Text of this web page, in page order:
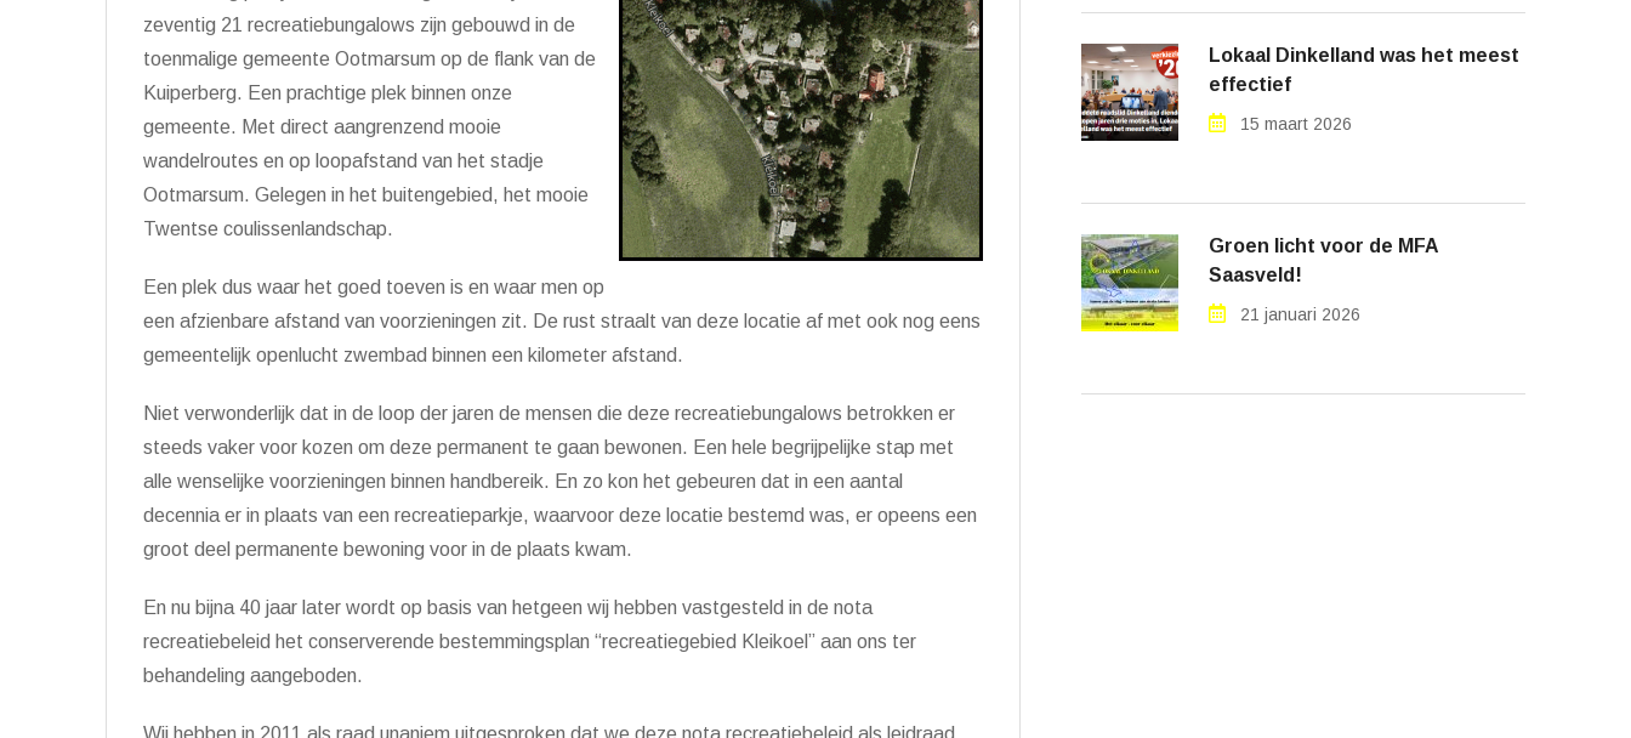
zeventig 21 recreatiebungalows zijn gebouwd in de
toenmalige gemeente Ootmarsum op de flank van de
Kuiperberg. Een prachtige plek binnen onze
gemeente. Met direct aangrenzend mooie
wandelroutes en op loopafstand van het stadje
Ootmarsum. Gelegen in het buitengebied, het mooie
Twentse coulissenlandschap.
Een plek dus waar het goed toeven is en waar men op
een afzienbare afstand van voorzieningen zit. De rust straalt van deze locatie af met ook nog eens
gemeentelijk openlucht zwembad binnen een kilometer afstand.
Niet verwonderlijk dat in de loop der jaren de mensen die deze recreatiebungalows betrokken er
steeds vaker voor kozen om deze permanent te gaan bewonen. Een hele begrijpelijke stap met
alle wenselijke voorzieningen binnen handbereik. En zo kon het gebeuren dat in een aantal
decennia er in plaats van een recreatieparkje, waarvoor deze locatie bestemd was, er opeens een
groot deel permanente bewoning voor in de plaats kwam.
En nu bijna 40 jaar later wordt op basis van hetgeen wij hebben vastgesteld in de nota
recreatiebeleid het conserverende bestemmingsplan “recreatiegebied Kleikoel” aan ons ter
behandeling aangeboden.
Wij hebben in 2011 als raad unaniem uitgesproken dat we deze nota recreatiebeleid als leidraad
Lokaal Dinkelland was het meest
effectief
15 maart 2026
Groen licht voor de MFA
Saasveld!
21 januari 2026